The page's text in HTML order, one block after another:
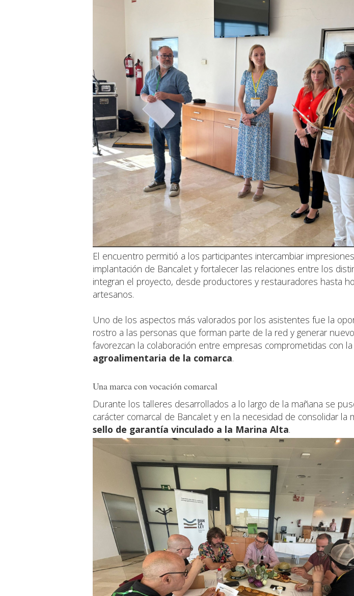
El encuentro permitió a los participantes intercambiar
implantación de Bancalet y fortalecer las relaciones entre los
integran el proyecto, desde productores y restauradores hasta
artesanos.
Uno de los aspectos más valorados por los asistentes fue la
rostro a las personas que forman parte de la red y generar
favorezcan la colaboración entre empresas comprometidas con la
agroalimentaria de la comarca.
Una marca con vocación comarcal
Durante los talleres desarrollados a lo largo de la mañana se
carácter comarcal de Bancalet y en la necesidad de consolidar la
sello de garantía vinculado a la Marina Alta.